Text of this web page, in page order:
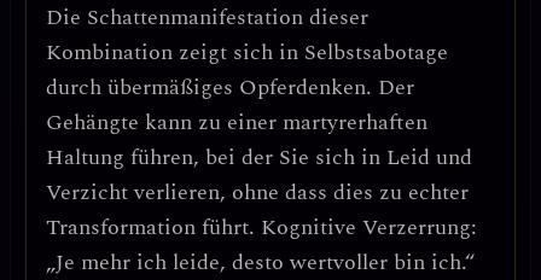
Die Schattenmanifestation dieser
Kombination zeigt sich in Selbstsabotage
durch übermäßiges Opferdenken. Der
Gehängte kann zu einer martyrerhaften
Haltung führen, bei der Sie sich in Leid und
Verzicht verlieren, ohne dass dies zu echter
Transformation führt. Kognitive Verzerrung:
„Je mehr ich leide, desto wertvoller bin ich.“